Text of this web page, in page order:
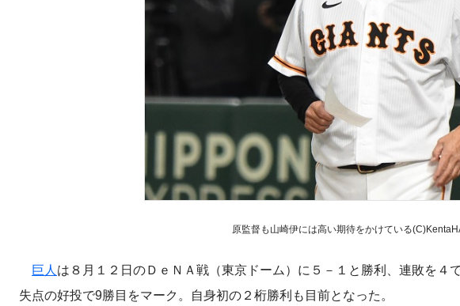
原監督も山崎伊には高い期待をかけている
巨人は８月１２日のＤｅＮＡ戦（東京ドーム）に５－１と勝利、連敗を４
失点の好投で9勝目をマーク。自身初の２桁勝利も目前となった。